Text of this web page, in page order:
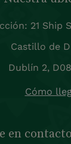
21 Ship
Castillo de
Dublín 2,
Cómo
en